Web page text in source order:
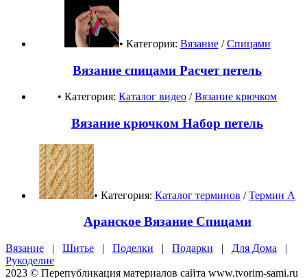
• Категория: Вязание/Спицами
Вязание спицами Расчет петель
• Категория: Каталог видео /Вязание крючком
Вязание крючком Набор петель
• Категория: Каталог терминов /Термин А
Аранское Вязание Спицами
Вязание | Шитье | Поделки | Подарки | Для Дома |
Рукоделие
2023 © Перепубликация материалов сайта www.tvorim-sami.ru